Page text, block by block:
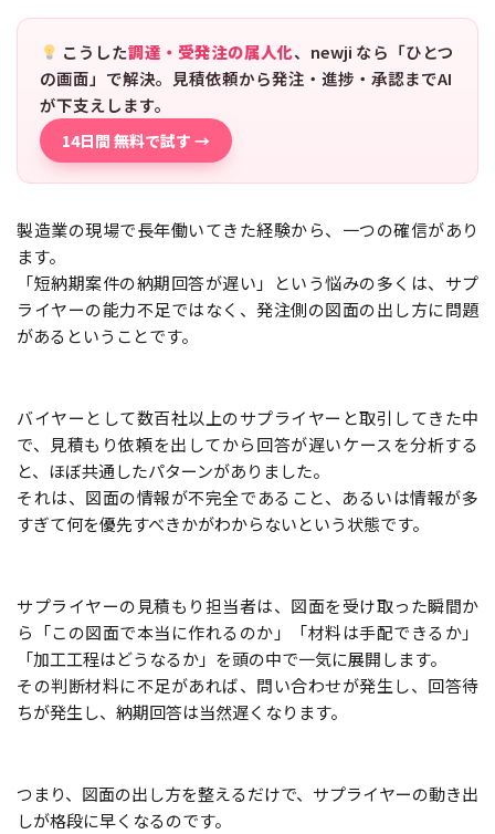
こうした調達・受発注の属人化、newji なら「ひとつ
の画面」で解決。見積依頼から発注・進捗・承認までAI
が下支えします。
14日間 無料で試す →
製造業の現場で長年働いてきた経験から、一つの確信があり
ます。
「短納期案件の納期回答が遅い」という悩みの多くは、サプ
ライヤーの能力不足ではなく、発注側の図面の出し方に問題
があるということです。
バイヤーとして数百社以上のサプライヤーと取引してきた中
で、見積もり依頼を出してから回答が遅いケースを分析する
と、ほぼ共通したパターンがありました。
それは、図面の情報が不完全であること、あるいは情報が多
すぎて何を優先すべきかがわからないという状態です。
サプライヤーの見積もり担当者は、図面を受け取った瞬間か
ら「この図面で本当に作れるのか」「材料は手配できるか」
「加工工程はどうなるか」を頭の中で一気に展開します。
その判断材料に不足があれば、問い合わせが発生し、回答待
ちが発生し、納期回答は当然遅くなります。
つまり、図面の出し方を整えるだけで、サプライヤーの動き出
しが格段に早くなるのです。